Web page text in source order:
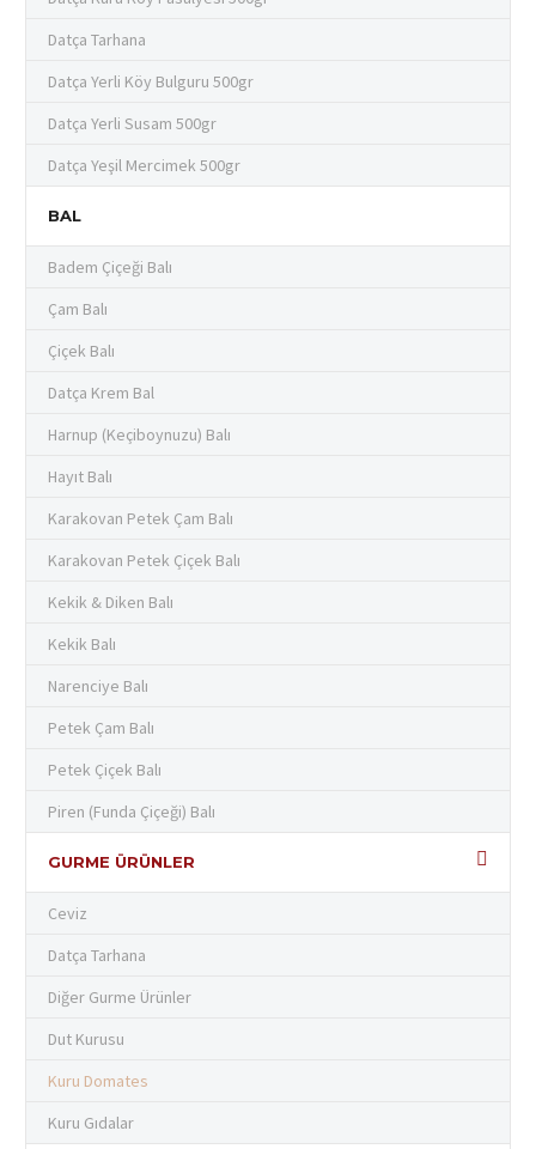
Datça Tarhana
Datça Yerli Köy Bulguru 500gr
Datça Yerli Susam 500gr
Datça Yeşil Mercimek 500gr
BAL
Badem Çiçeği Balı
Çam Balı
Çiçek Balı
Datça Krem Bal
Harnup (Keçiboynuzu) Balı
Hayıt Balı
Karakovan Petek Çam Balı
Karakovan Petek Çiçek Balı
Kekik & Diken Balı
Kekik Balı
Narenciye Balı
Petek Çam Balı
Petek Çiçek Balı
Piren (Funda Çiçeği) Balı
GURME ÜRÜNLER
Ceviz
Datça Tarhana
Diğer Gurme Ürünler
Dut Kurusu
Kuru Domates
Kuru Gıdalar